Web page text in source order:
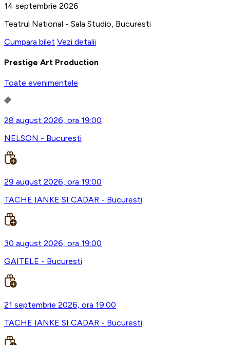
14 septembrie 2026
Teatrul National - Sala Studio, Bucuresti
Cumpara bilet Vezi detalii
Prestige Art Production
Toate evenimentele
28 august 2026, ora 19:00
NELSON - Bucuresti
29 august 2026, ora 19:00
TACHE IANKE SI CADAR - Bucuresti
30 august 2026, ora 19:00
GAITELE - Bucuresti
21 septembrie 2026, ora 19:00
TACHE IANKE SI CADAR - Bucuresti